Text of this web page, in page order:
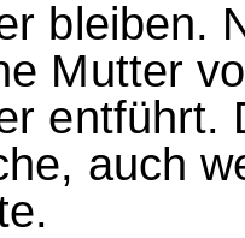
bleiben.
Mutter
entführt.
auch